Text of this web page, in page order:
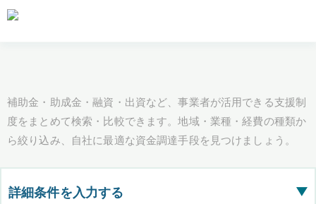
補助金・助成金・融資・出資など、事業者が活用できる支援制
度をまとめて検索・比較できます。地域・業種・経費の種類か
ら絞り込み、自社に最適な資金調達手段を見つけましょう。
詳細条件を入力する ▶